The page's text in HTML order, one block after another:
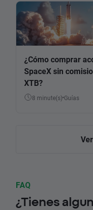
¿Cómo comprar
SpaceX sin
XTB?
8 minute(s) Guías
FAQ
¿Tienes